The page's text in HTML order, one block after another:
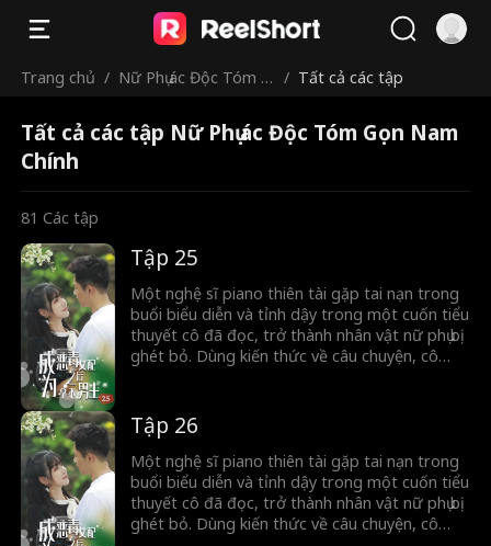
Trang chủ / Nữ Phụ ác Độc Tóm G
/ Tất cả các tập
Tất cả các tập Nữ Phụ ác Độc Tóm Gọn Nam
Chính
81 Các tập
Tập 25
Một nghệ sĩ piano thiên tài gặp tai nạn trong
buổi biểu diễn và tỉnh dậy trong một cuốn tiểu
thuyết cô đã đọc, trở thành nhân vật nữ phụ bị
ghét bỏ. Dùng kiến thức về câu chuyện, cô
cách đối mặt với người đàn ông lừa dối và
giành được sự ủng hộ của một nhân vật nam
quan trọng, thay đổi con đường đời ban đầu
của mình.
Tập 26
Một nghệ sĩ piano thiên tài gặp tai nạn trong
buổi biểu diễn và tỉnh dậy trong một cuốn tiểu
thuyết cô đã đọc, trở thành nhân vật nữ phụ bị
ghét bỏ. Dùng kiến thức về câu chuyện, cô